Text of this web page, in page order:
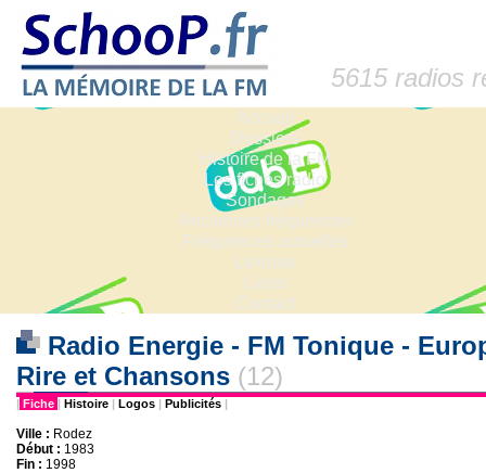
5615 radios
Accueil
Dossiers
Histoire de la FM
Les fiches radio
Sondages
Anciennes fréquences
Fréquences actuelles
Lexique
Liens
Contact
Radio Energie - FM Tonique -
Rire et Chansons (12)
| Fiche | Histoire | Logos | Publicités |
Ville : Rodez
Début : 1983
Fin : 1998